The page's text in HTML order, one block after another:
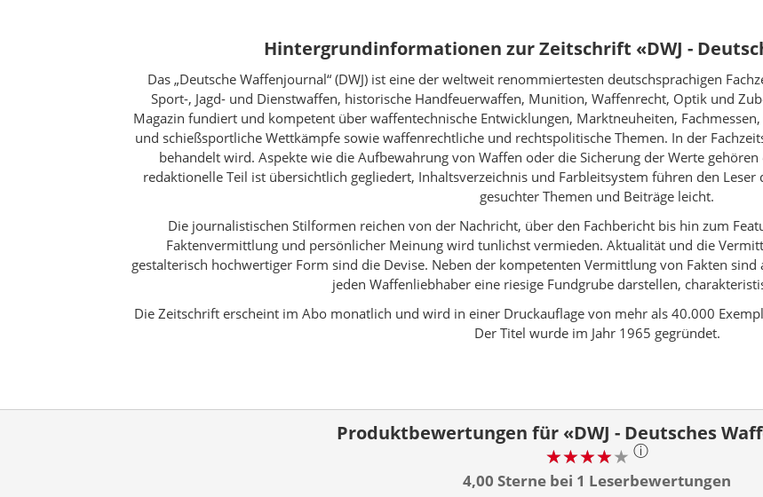
Hintergrundinformationen zur Zeitschrift «DWJ -
Das „Deutsche Waffenjournal“ (DWJ) ist eine der weltweit renommiertesten deutschsprachigen
Sport-, Jagd- und Dienstwaffen, historische Handfeuerwaffen, Munition, Waffenrecht, Optik und
Magazin fundiert und kompetent über waffentechnische Entwicklungen, Marktneuheiten,
und schießsportliche Wettkämpfe sowie waffenrechtliche und rechtspolitische Themen. In der
behandelt wird. Aspekte wie die Aufbewahrung von Waffen oder die Sicherung der Werte
redaktionelle Teil ist übersichtlich gegliedert, Inhaltsverzeichnis und Farbleitsystem führen den
gesuchter Themen und Beiträge leicht.
Die journalistischen Stilformen reichen von der Nachricht, über den Fachbericht bis hin zum
Faktenvermittlung und persönlicher Meinung wird tunlichst vermieden. Aktualität und die
gestalterisch hochwertiger Form sind die Devise. Neben der kompetenten Vermittlung von Fakten
jeden Waffenliebhaber eine riesige Fundgrube darstellen,
Die Zeitschrift erscheint im Abo monatlich und wird in einer Druckauflage von mehr als 40.000
Der Titel wurde im Jahr 1965 gegründet.
Produktbewertungen für «DWJ - Deutsches
ⓘ
4,00 Sterne bei 1 Leserbewertungen